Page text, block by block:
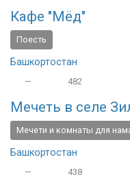
Кафе "Мëд"
Поесть
Башкортостан
— 482
Мечеть в селе
Мечети и комнаты для
Башкортостан
— 438